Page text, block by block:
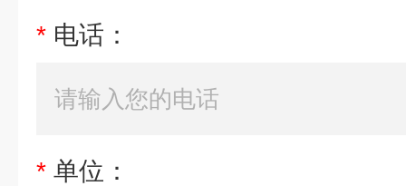
* 电话：
* 单位：